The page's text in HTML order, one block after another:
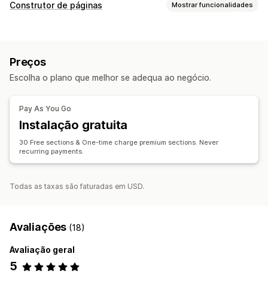
Construtor de páginas Mostrar funcionalidades
Páginas de contacto
Páginas 404 Páginas de imprensa Páginas de emprego
Páginas personalizadas
Páginas de gestão
Ferramenta do editor
Páginas de rascunho
Secções globais Código personalizado SEO
Preços
Escolha o plano que melhor se adequa ao negócio.
Pay As You Go
Instalação gratuita
30 Free sections & One-time charge premium sections. Never
recurring payments.
Todas as taxas são faturadas em USD.
Avaliações (18)
Avaliação geral
5